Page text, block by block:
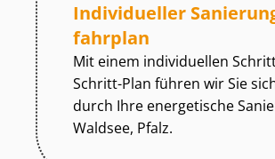
Individueller
fahr­plan
Mit einem individuellen
Schritt-Plan führen wir Sie
durch Ihre energetische
Waldsee, Pfalz.